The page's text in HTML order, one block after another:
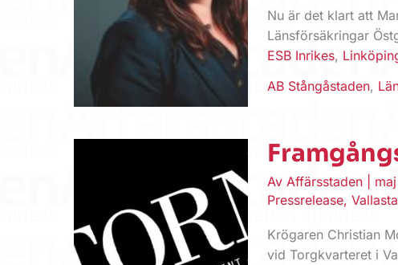
Nu är det klart att
Länsförsäkringar
ESB Inrikes,
AB Stångåstaden,
Av Affärsstaden
Pressrelease,
Krögaren Christian
vid Torgkvarteret i